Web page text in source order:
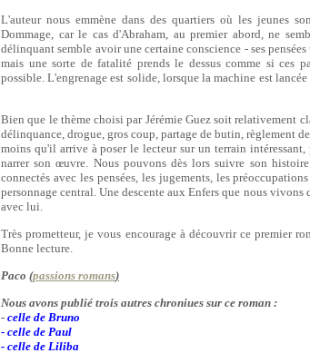
L'auteur nous emmène dans des quartiers où les jeunes
Dommage, car le cas d'Abraham, au premier abord, ne
délinquant semble avoir une certaine conscience - ses
mais une sorte de fatalité prends le dessus comme si ces
possible. L'engrenage est solide, lorsque la machine est
Bien que le thème choisi par Jérémie Guez soit relativement
délinquance, drogue, gros coup, partage de butin, règlement
moins qu'il arrive à poser le lecteur sur un terrain
narrer son œuvre. Nous pouvons dès lors suivre son
connectés avec les pensées, les jugements, les
personnage central. Une descente aux Enfers que nous vivons
avec lui.
Très prometteur, je vous encourage à découvrir ce premier
Bonne lecture.
Paco (passions romans)
Nous avons publié trois autres chroniues sur ce roman :
- celle de Bruno
- celle de Paul
- celle de Liliba